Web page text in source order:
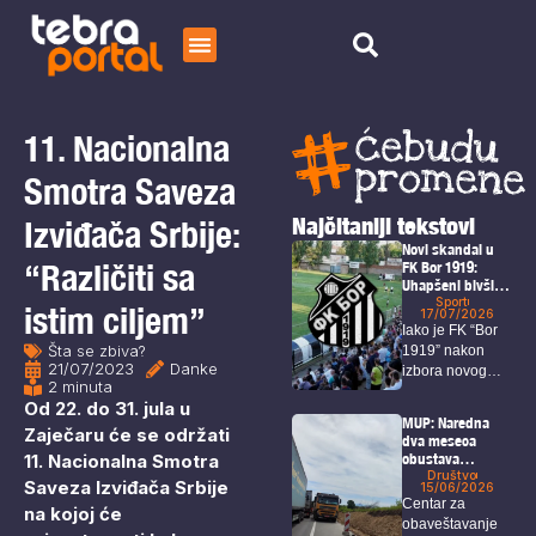
Čitaj
O nama
11. Nacionalna
Smotra Saveza
Izviđača Srbije:
“Različiti sa
istim ciljem”
Šta se zbiva?
21/07/2023
Danke
2 minuta
Od 22. do 31. jula u
Zaječaru će se održati
11. Nacionalna Smotra
Saveza Izviđača Srbije
na kojoj će
Najčitaniji tekstovi
Novi skandal u
FK Bor 1919:
Uhapšeni bivši
predsednik,
sekretar i igrači
Sport
17/07/2026
Iako je FK “Bor
1919” nakon
izbora novog
MUP: Naredna
dva meseca
obustava
saobraćaja na
deonici Bor –
Selište
Društvo
15/06/2026
Centar za
obaveštavanje